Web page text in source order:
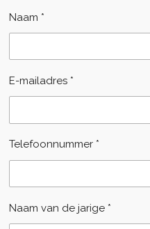
Naam *
E-mailadres *
Telefoonnummer *
Naam van de jarige *